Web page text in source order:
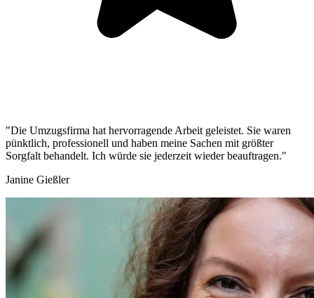
"Die Umzugsfirma hat hervorragende Arbeit geleistet. Sie waren
pünktlich, professionell und haben meine Sachen mit größter
Sorgfalt behandelt. Ich würde sie jederzeit wieder beauftragen."
Janine Gießler